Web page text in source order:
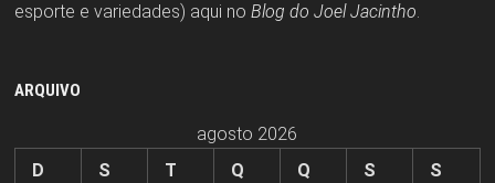
esporte e variedades) aqui no Blog do Joel Jacintho.
ARQUIVO
agosto 2026
D
S T Q Q S
S